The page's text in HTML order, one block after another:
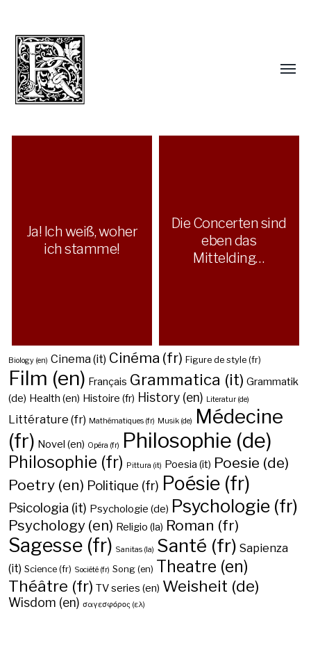
Ja! Ich weiß, woher
ich stamme!
Die Concerten sind
eben das
Mittelding…
Biology (en) Cinema (it) Cinéma (fr) Figure de style (fr)
Film (en) Français Grammatica (it) Grammatik
(de) Health (en) Histoire (fr) History (en) Literatur (de)
Littérature (fr) Mathématiques (fr) Musik (de)
Médecine
(fr) Novel (en) Opéra (fr) Philosophie (de)
Philosophie (fr) Pittura (it) Poesia (it) Poesie (de)
Poetry (en) Politique (fr) Poésie (fr)
Psicologia (it) Psychologie (de) Psychologie (fr)
Psychology (en) Religio (la) Roman (fr)
Sagesse (fr) Sanitas (la) Santé (fr) Sapienza
(it) Science (fr) Société (fr) Song (en) Theatre (en)
Théâtre (fr) TV series (en) Weisheit (de)
Wisdom (en) σαγεσφόρος (ελ)